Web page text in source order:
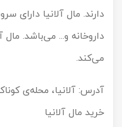
دارند. مال آلانیا دارای
می‌کند.
آدرس: آلانیا، محله‌ی
خرید مال آلانیا